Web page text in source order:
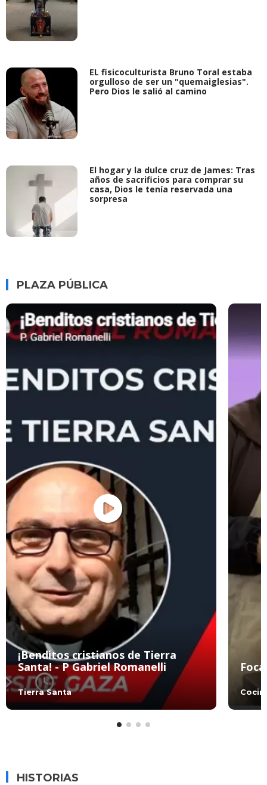
EL fisicoculturista Bruno Toral estaba
orgulloso de ser un "quemaiglesias".
Pero Dios le salió al camino
El hogar y la dulce cruz de James: Tras
años de sacrificios para comprar su
casa, Dios le tenía reservada una
sorpresa
PLAZA PÚBLICA
¡Benditos cristianos de Tierra
Santa! - P Gabriel Romanelli
Tierra Santa
HISTORIAS